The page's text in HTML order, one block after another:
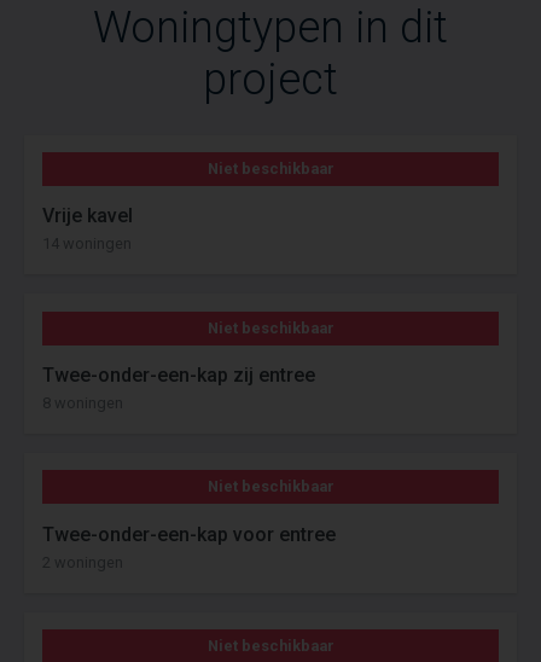
Woningtypen in dit
project
Niet beschikbaar
Vrije kavel
14 woningen
Niet beschikbaar
Twee-onder-een-kap zij entree
8 woningen
Niet beschikbaar
Twee-onder-een-kap voor entree
2 woningen
Niet beschikbaar